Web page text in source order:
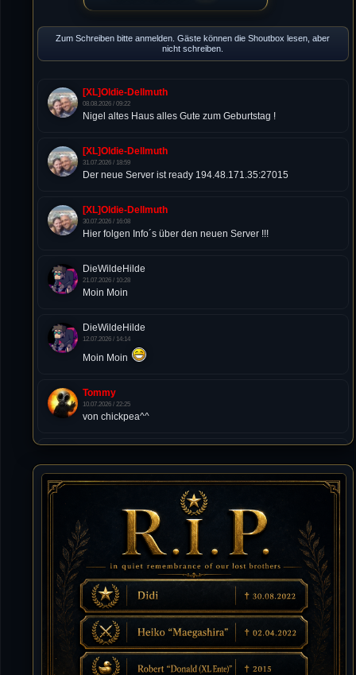
Zum Schreiben bitte anmelden. Gäste können die Shoutbox lesen, aber
nicht schreiben.
[XL]Oldie-Dellmuth
08.08.2026 / 09:22
Nigel altes Haus alles Gute zum Geburtstag !
[XL]Oldie-Dellmuth
31.07.2026 / 18:59
Der neue Server ist ready 194.48.171.35:27015
[XL]Oldie-Dellmuth
30.07.2026 / 16:08
Hier folgen Info´s über den neuen Server !!!
DieWildeHilde
21.07.2026 / 10:28
Moin Moin
DieWildeHilde
12.07.2026 / 14:14
Moin Moin
Tommy
10.07.2026 / 22:25
von chickpea^^
Letzte Aktivität:
27. Dez 2023, 22:48
DieWildeHilde
10.07.2026 / 12:48
Happy Birthday Chickpea
DieWildeHilde
10.07.2026 / 10:08
Hallo meine Lieben!
Isimiyaki
10.07.2026 / 00:34